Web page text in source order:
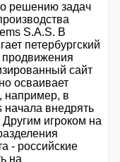
решению задач
S.A.S. В
петербургский
сайт
осваивает
например, в
начала внедрять
игроком на
- российские
на